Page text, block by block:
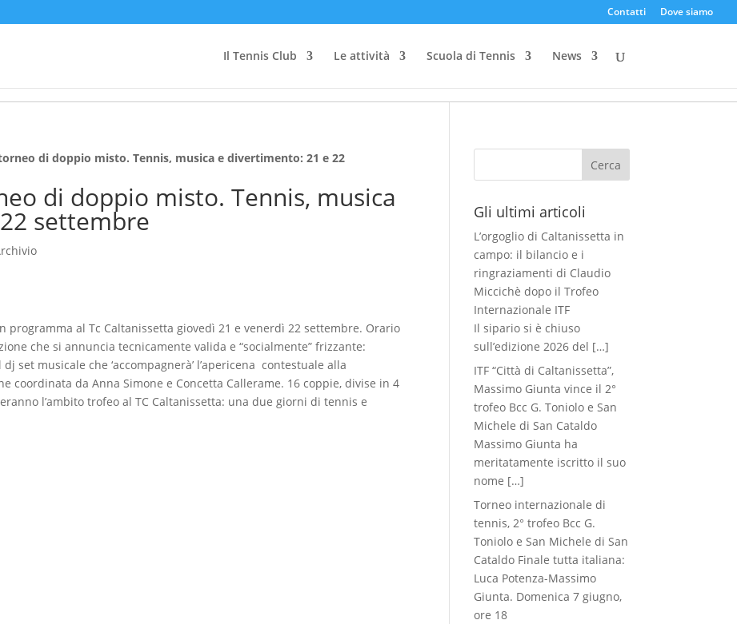
Contatti Dove siamo
Il Tennis Club Le attività Scuola di Tennis News
di doppio misto. Tennis, musica e divertimento: 21 e 22
di doppio misto. Tennis, musica
settembre
al Tc Caltanissetta giovedì 21 e venerdì 22 settembre. Orario
che si annuncia tecnicamente valida e “socialmente” frizzante:
set musicale che ‘accompagnerà’ l’apericena contestuale alla
coordinata da Anna Simone e Concetta Callerame. 16 coppie, divise in 4
l’ambito trofeo al TC Caltanissetta: una due giorni di tennis e
Cerca
Gli ultimi articoli
L’orgoglio di Caltanissetta in
campo: il bilancio e i
ringraziamenti di Claudio
Miccichè dopo il Trofeo
Internazionale ITF
Il sipario si è chiuso
sull’edizione 2026 del […]
ITF “Città di Caltanissetta”,
Massimo Giunta vince il 2°
trofeo Bcc G. Toniolo e San
Michele di San Cataldo
Massimo Giunta ha
meritatamente iscritto il suo
nome […]
Torneo internazionale di
tennis, 2° trofeo Bcc G.
Toniolo e San Michele di San
Cataldo Finale tutta italiana:
Luca Potenza-Massimo
Giunta. Domenica 7 giugno,
ore 18